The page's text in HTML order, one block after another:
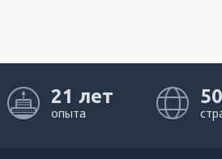
21 лет
опыта
50